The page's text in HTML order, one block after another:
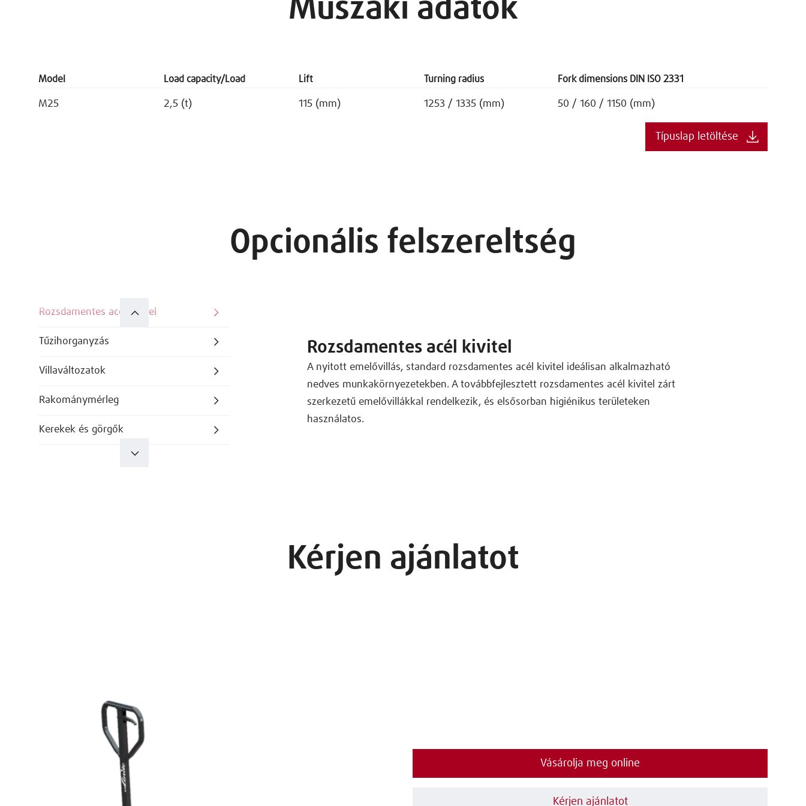
Műszaki adatok
Model Load capacity/Load Lift Turning radius Fork dimensions DIN ISO 2331
M25 2,5 (t) 115 (mm) 1253 / 1335 (mm) 50 / 160 / 1150 (mm)
Típuslap letöltése
Opcionális felszereltség
Rozsdamentes acél kivitel
Tűzihorganyzás
Villaváltozatok
Rakománymérleg
Kerekek és görgők
Rozsdamentes acél kivitel
A nyitott emelővillás, standard rozsdamentes acél kivitel ideálisan alkalmazható
nedves munkakörnyezetekben. A továbbfejlesztett rozsdamentes acél kivitel zárt
szerkezetű emelővillákkal rendelkezik, és elsősorban higiénikus területeken
használatos.
Kérjen ajánlatot
Vásárolja meg online
Kérjen ajánlatot